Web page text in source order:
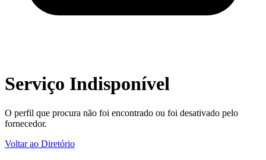
Serviço Indisponível
O perfil que procura não foi encontrado ou foi desativado pelo
fornecedor.
Voltar ao Diretório